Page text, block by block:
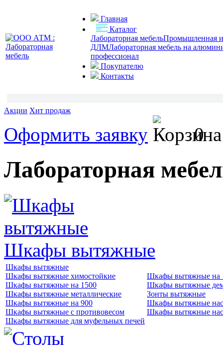
Главная
Каталог
Лабораторная мебельПромышленная и
ДЛМЛабораторная мебель на
профессионал
Покупателю
Контакты
Акции Хит продаж
Оформить заявку 0
Лабораторная
Шкафы вытяжные
Шкафы вытяжные
Шкафы вытяжные химостойкие
Шкафы вытяжные на 1500
Шкафы вытяжные металлические
Шкафы вытяжные на 900
Шкафы вытяжные с противовесом
Шкафы вытяжные для муфельных печей
Шкафы вытяжные на
Шкафы вытяжные
Зонты вытяжные
Шкафы вытяжные
Шкафы вытяжные